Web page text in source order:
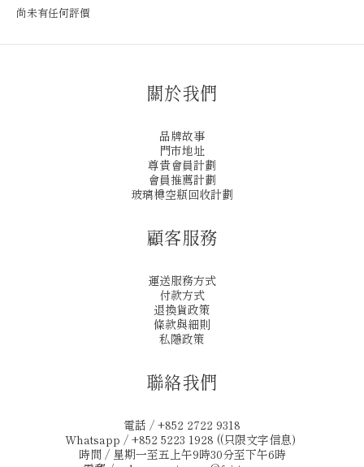
尚未有任何評價
關於我們
品牌故事
門市地址
尊貴會員計劃
會員推薦計劃
玻璃樽空瓶回收計劃
顧客服務
運送服務方式
付款方式
退換貨政策
條款與細則
私隱政策
聯絡我們
電話 / +852 2722 9318
Whatsapp / +852 5223 1928 ((只限文字信息)
時間 / 星期一至五上午9時30分至下午6時